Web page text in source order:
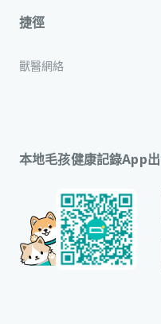
捷徑
獸醫網絡
本地毛孩健康記錄App